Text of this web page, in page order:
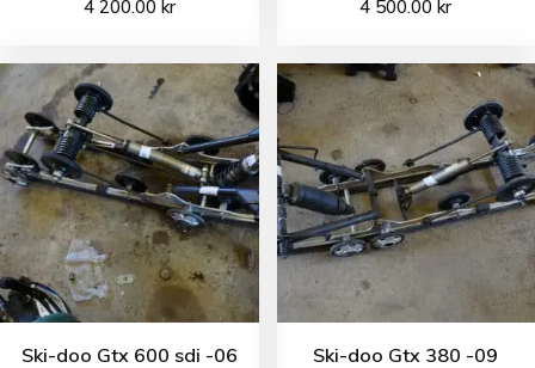
4 200.00 kr 4 500.00 kr
Ski-doo Gtx 600 sdi -06
Ski-doo Gtx 380 -09